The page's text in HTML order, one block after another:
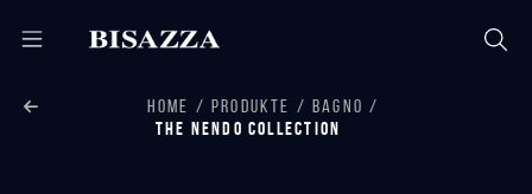
HOME PRODUKTE
BAGNO
THE NENDO COLLECTION